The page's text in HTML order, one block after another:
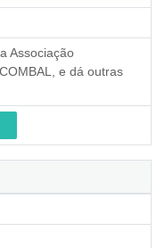
Associação
e dá outras